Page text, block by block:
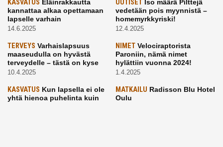
KASVATUS Eläinrakkautta
kannattaa alkaa opettamaan
lapselle varhain
14.6.2025
UUTISETIso määrä Pilttejä
vedetään pois myynnistä –
homemyrkkyriski!
12.4.2025
TERVEYS Varhaislapsuus
maaseudulla on hyvästä
terveydelle – tästä on kyse
10.4.2025
NIMETVelociraptorista
Paroniin, nämä nimet
hylättiin vuonna 2024!
1.4.2025
KASVATUS Kun lapsella ei ole
yhtä hienoa puhelinta kuin
MATKAILU Radisson Blu Hotel
Oulu